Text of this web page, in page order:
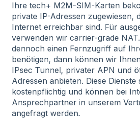
Ihre tech+ M2M-SIM-Karten
private IP-Adressen zugewiesen,
Internet erreichbar sind. Für
verwenden wir carrier-grade
dennoch einen Fernzugriff auf
benötigen, dann können wir
IPsec Tunnel, privater APN und
Adressen anbieten. Diese Dienste
kostenpflichtig und können bei
Ansprechpartner in unserem
angefragt werden.